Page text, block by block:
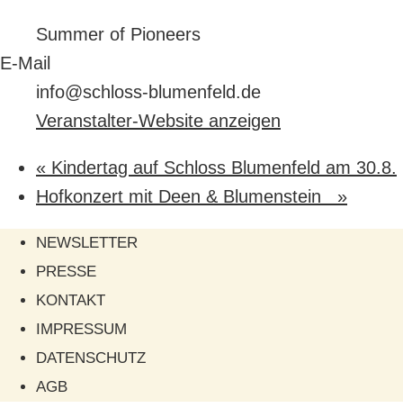
Summer of Pioneers
E-Mail
info@schloss-blumenfeld.de
Veranstalter-Website anzeigen
« Kindertag auf Schloss Blumenfeld am 30.8.
Hofkonzert mit Deen & Blumenstein »
NEWSLETTER
PRESSE
KONTAKT
IMPRESSUM
DATENSCHUTZ
AGB